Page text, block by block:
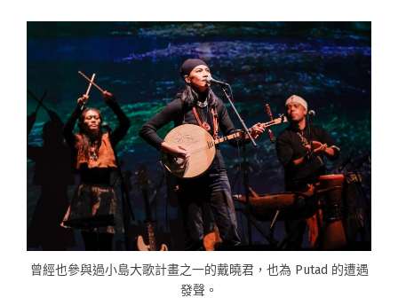
曾經也參與過小島大歌計畫之一的戴曉君，也為 Putad 的遭遇
發聲。